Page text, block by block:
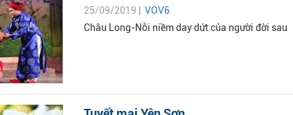
25/09/2019 | VOV6
Châu Long-Nỗi niềm day dứt của người đời sau